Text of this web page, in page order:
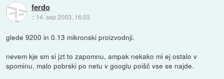
ferdo
:: 14. sep 2003, 16:03
glede 9200 in 0.13 mikronski proizvodnji.
nevem kje sm si jzt to zapomnu, ampak nekako mi ej ostalo v
spominu. malo pobrski po netu v googlu poišč vse se najde.